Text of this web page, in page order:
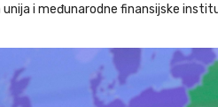
unija i međunarodne finansijske